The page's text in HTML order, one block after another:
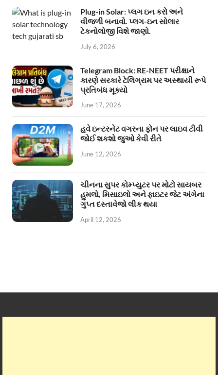
Plug-in Solar: પ્લગ ઇન કરો અને
વીજળી બનાવો. પ્લગ-ઇન સોલાર
ટેકનોલોજી વિશે જાણો.
July 6, 2026
Telegram Block: RE-NEET પરીક્ષાને
કારણે સરકારે ટેલિગ્રામ પર અસ્થાયી રૂપે
પ્રતિબંધ મૂક્યો
June 17, 2026
હવે ઇન્ટરનેટ વગરના ફોન પર લાઇવ ટીવી
જોઈ શકશો જુઓ કેવી રીતે
June 12, 2026
ચીનના સુપર કોમ્પ્યુટર પર મોટો સાયબર
હુમલો, મિસાઇલો અને ફાઇટર જેટ અંગેના
ગુપ્ત દસ્તાવેજો લીક થયા
April 12, 2026